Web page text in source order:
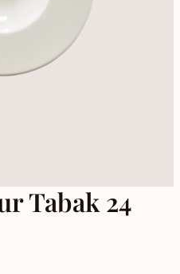
Tabak 24